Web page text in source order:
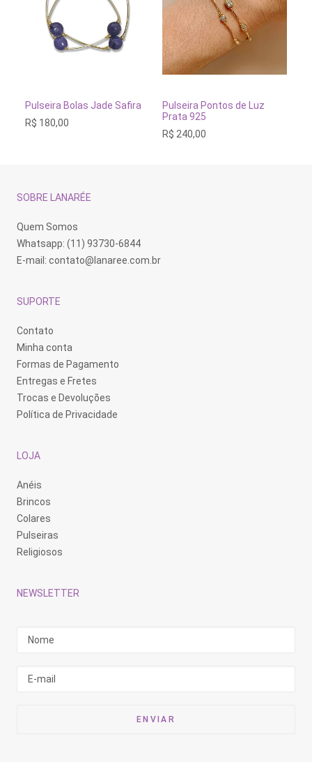
AO CARRINHO
Bolas Jade Safira
VER OPÇÕES
tem
Pulseira Pontos de Luz
Pulseira
SOBRE LANARÉE
Quem Somos
Whatsapp: (11) 93730-6844
E-mail: contato@lanaree.com.br
SUPORTE
Contato
Minha conta
Formas de Pagamento
Entregas e Fretes
Trocas e Devoluções
Política de Privacidade
LOJA
Anéis
Brincos
Colares
Pulseiras
Religiosos
NEWSLETTER